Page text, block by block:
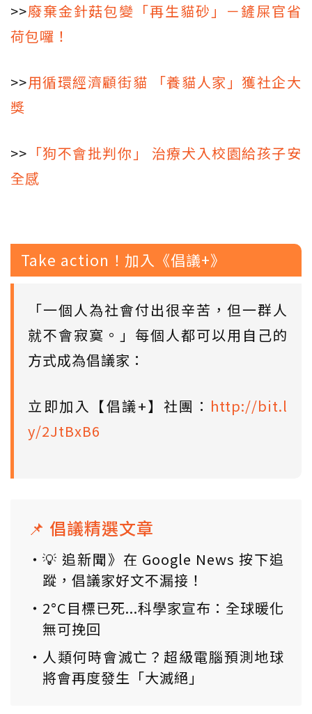
>>廢棄金針菇包變「再生貓砂」－鏟屎官省
荷包囉！
>>用循環經濟顧街貓 「養貓人家」獲社企大
獎
>> 「狗不會批判你」 治療犬入校園給孩子安
全感
Take action！加入《倡議+》
「一個人為社會付出很辛苦，但一群人
就不會寂寞。」每個人都可以用自己的
方式成為倡議家：
立即加入【倡議+】社團： http://bit.l
y/2JtBxB6
📌 倡議精選文章
💡 追新聞》在 Google News 按下追
蹤，倡議家好文不漏接！
2°C目標已死...科學家宣布：全球暖化
無可挽回
人類何時會滅亡？超級電腦預測地球
將會再度發生「大滅絕」